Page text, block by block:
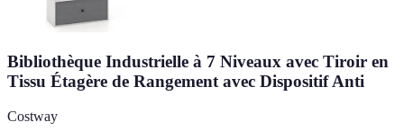
Bibliothèque Industrielle à 7 Niveaux avec Tiroir en
Tissu Étagère de Rangement avec Dispositif Anti
Costway